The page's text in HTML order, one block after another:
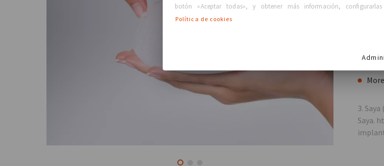
3.
Saya.
botón «Aceptar todas», y obtener más información,
Política de cookies